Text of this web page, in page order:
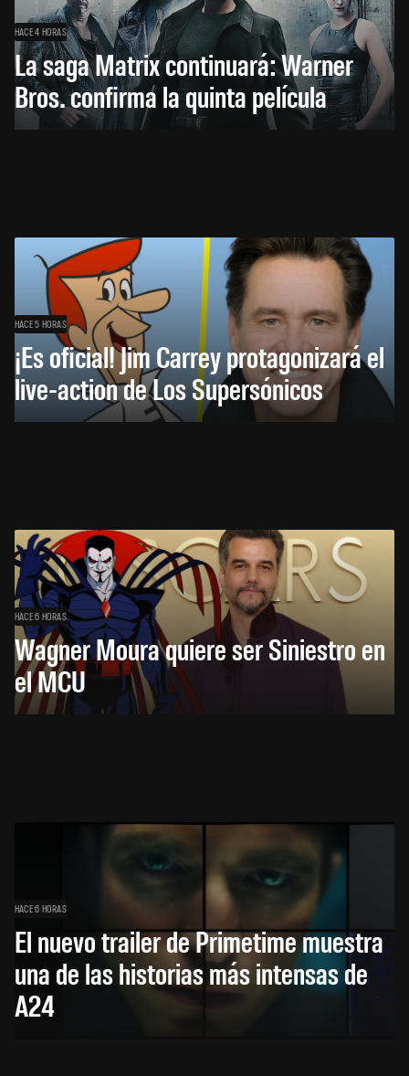
HACE 4 HORAS
La saga Matrix continuará: Warner
Bros. confirma la quinta película
HACE 5 HORAS
¡Es oficial! Jim Carrey protagonizará el
live-action de Los Supersónicos
HACE 6 HORAS
Wagner Moura quiere ser Siniestro en
el MCU
HACE 6 HORAS
El nuevo trailer de Primetime muestra
una de las historias más intensas de
A24